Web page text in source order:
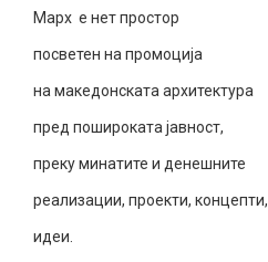
Марх е нет простор
посветен на промоција
на македонската архитектура
пред пошироката јавност,
преку минатите и денешните
реализации, проекти, концепти,
идеи.